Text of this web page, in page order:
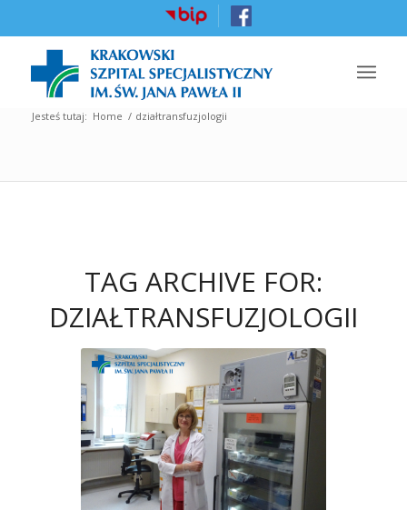
Jesteś tutaj: Home / działtransfuzjologii
TAG ARCHIVE FOR:
DZIAŁTRANSFUZJOLOGII